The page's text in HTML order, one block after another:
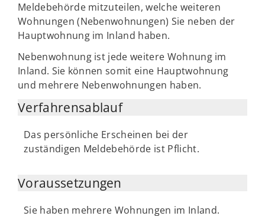
Meldebehörde mitzuteilen, welche weiteren
Wohnungen (Nebenwohnungen) Sie neben der
Hauptwohnung im Inland haben.
Nebenwohnung ist jede weitere Wohnung im
Inland. Sie können somit eine Hauptwohnung
und mehrere Nebenwohnungen haben.
Verfahrensablauf
Das persönliche Erscheinen bei der
zuständigen Meldebehörde ist Pflicht.
Voraussetzungen
Sie haben mehrere Wohnungen im Inland.